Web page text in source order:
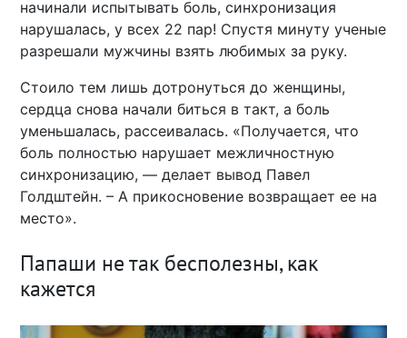
начинали испытывать боль, синхронизация
нарушалась, у всех 22 пар! Спустя минуту ученые
разрешали мужчины взять любимых за руку.
Стоило тем лишь дотронуться до женщины,
сердца снова начали биться в такт, а боль
уменьшалась, рассеивалась. «Получается, что
боль полностью нарушает межличностную
синхронизацию, — делает вывод Павел
Голдштейн. – А прикосновение возвращает ее на
место».
Папаши не так бесполезны, как
кажется